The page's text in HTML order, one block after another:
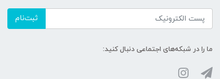
ثبت‌نام
ما را در شبکه‌های اجتماعی دنبال کنید: